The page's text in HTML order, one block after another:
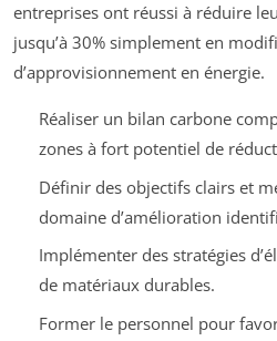
entreprises ont réussi à réduire
jusqu’à 30% simplement en
d’approvisionnement en énergie.
Réaliser un bilan carbone
zones à fort potentiel de
Définir des objectifs clairs et
domaine d’amélioration
Implémenter des stratégies
de matériaux durables.
Former le personnel pour